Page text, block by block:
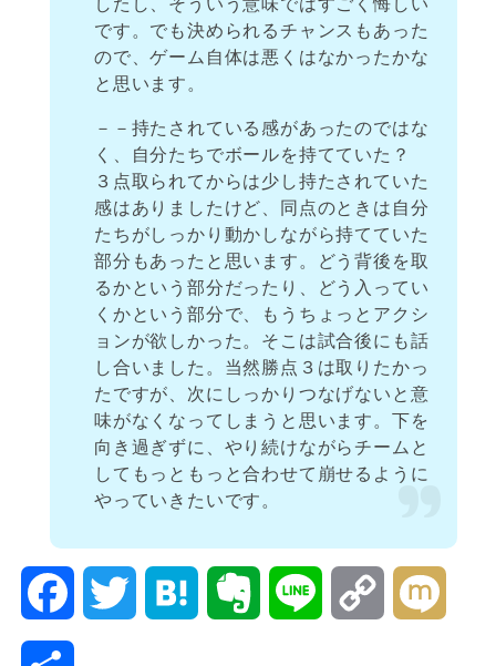
したし、そういう意味ではすごく悔しい
です。でも決められるチャンスもあった
ので、ゲーム自体は悪くはなかったかな
と思います。
－－持たされている感があったのではな
く、自分たちでボールを持てていた？
３点取られてからは少し持たされていた
感はありましたけど、同点のときは自分
たちがしっかり動かしながら持てていた
部分もあったと思います。どう背後を取
るかという部分だったり、どう入ってい
くかという部分で、もうちょっとアクシ
ョンが欲しかった。そこは試合後にも話
し合いました。当然勝点３は取りたかっ
たですが、次にしっかりつなげないと意
味がなくなってしまうと思います。下を
向き過ぎずに、やり続けながらチームと
してもっともっと合わせて崩せるように
やっていきたいです。